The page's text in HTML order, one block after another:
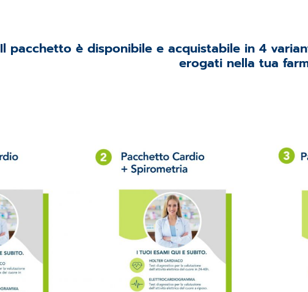
Il pacchetto è disponibile e acquistabile in 4
erogati nella tua